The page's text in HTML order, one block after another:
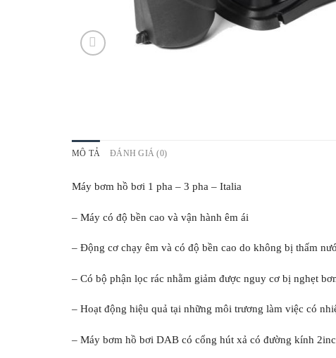
MÔ TẢ ĐÁNH GIÁ (0)
Máy bơm hồ bơi 1 pha – 3 pha – Italia
– Máy có độ bền cao và vận hành êm ái
– Động cơ chạy êm và có độ bền cao do không bị thấm
– Có bộ phận lọc rác nhằm giảm được nguy cơ bị nghẹt
– Hoạt động hiệu quả tại những môi trương làm việc có
– Máy bơm hồ bơi DAB có cổng hút xả có đường kính